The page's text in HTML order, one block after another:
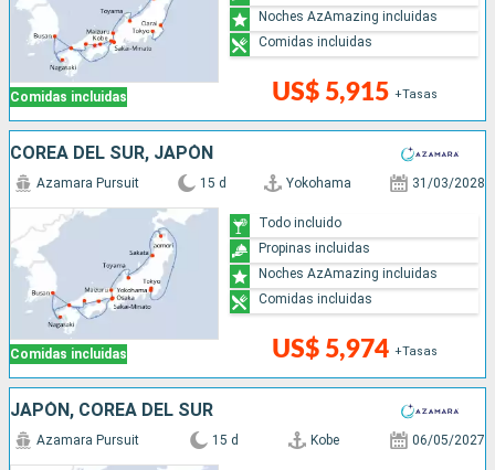
Comidas incluidas US$ 5,915 +Tasas
Noches AzAmazing incluidas
Comidas incluidas
COREA DEL SUR, JAPÓN
Comidas incluidas
Azamara Pursuit 15 d Yokohama 31/03/2028
US$ 5,974 +Tasas
Todo incluido
Propinas incluidas
Noches AzAmazing incluidas
Comidas incluidas
JAPÓN, COREA DEL SUR
Azamara Pursuit 15 d Kobe 06/05/2027